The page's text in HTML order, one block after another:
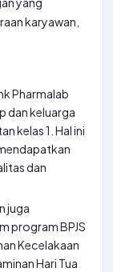
karyawan,
Pharmalab
dan keluarga
kelas 1. Hal ini
dan
juga
program BPJS
Kecelakaan
Hari Tua